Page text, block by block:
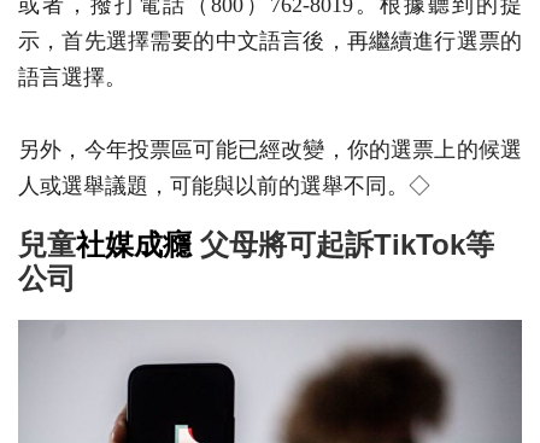
或者，撥打電話（800）762-8019。根據聽到的提
示，首先選擇需要的中文語言後，再繼續進行選票的
語言選擇。
另外，今年投票區可能已經改變，你的選票上的候選
人或選舉議題，可能與以前的選舉不同。◇
兒童社媒成癮 父母將可起訴TikTok等
公司